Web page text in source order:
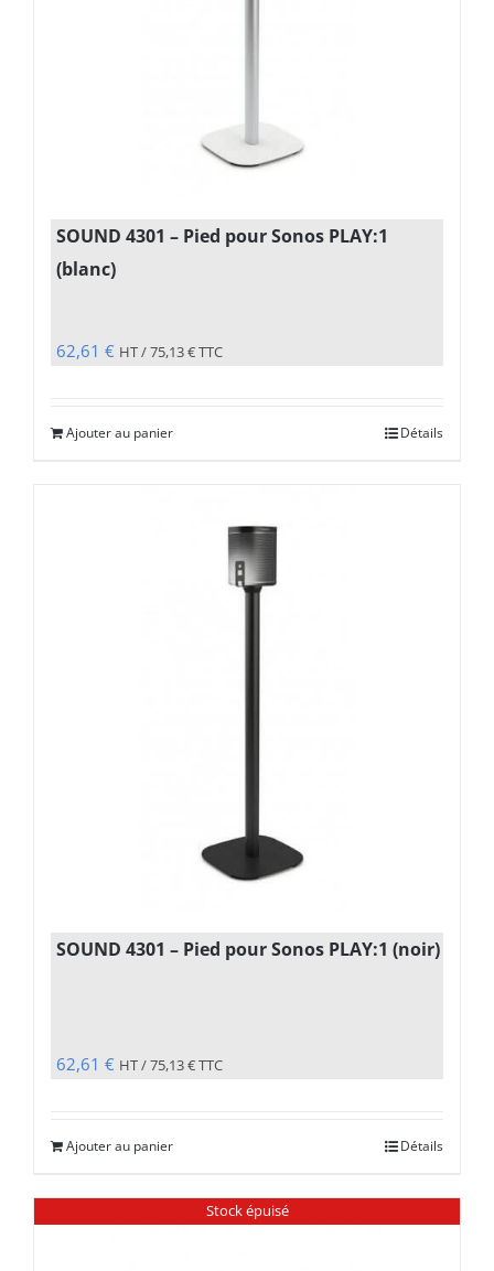
SOUND 4301 – Pied pour Sonos PLAY:1
(blanc)
62,61 € HT /75,13€TTC
Ajouter au panier Détails
SOUND 4301 – Pied pour Sonos PLAY:1 (noir)
62,61 € HT /75,13€TTC
Ajouter au panier Détails
Stock épuisé